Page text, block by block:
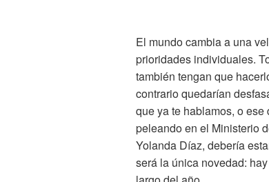
El mundo cambia a una
prioridades individuales.
también tengan que
contrario quedarían
que ya te hablamos, o
peleando en el Ministerio
Yolanda Díaz, debería
será la única novedad: